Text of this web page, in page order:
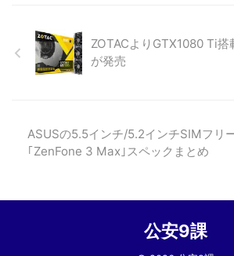
ZOTACよりGTX1080 Ti
が発売
ASUSの5.5インチ/5.2インチSIMフリ
｢ZenFone 3 Max｣スペックまとめ
公安9課